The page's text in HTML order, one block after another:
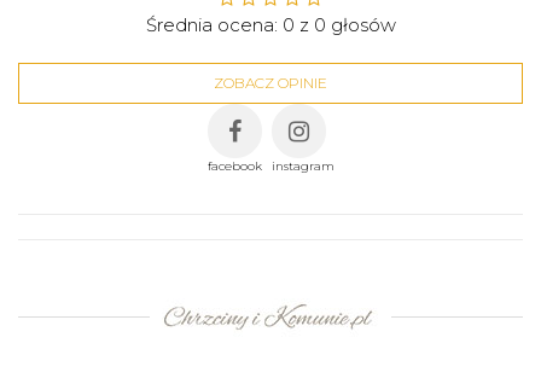
Średnia ocena: 0 z 0 głosów
ZOBACZ OPINIE
facebook instagram